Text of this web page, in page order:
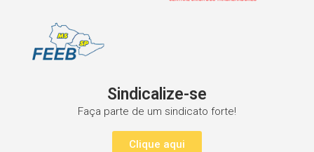
Sindicalize-se
Faça parte de um sindicato forte!
Clique aqui